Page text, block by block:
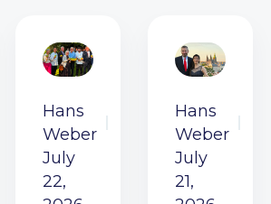
Hans
Weber
July
22,
Hans
Weber
July
21,